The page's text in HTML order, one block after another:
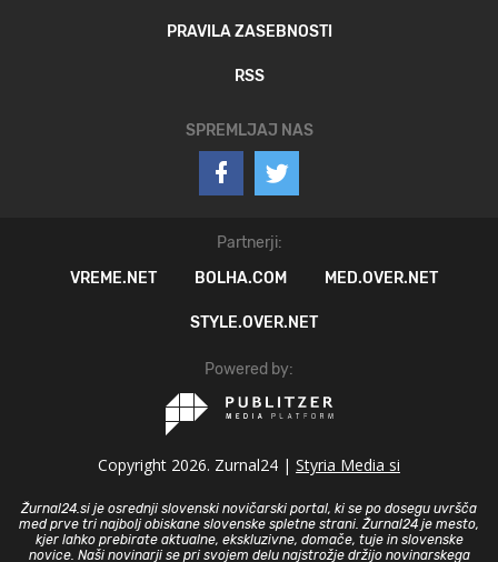
PRAVILA ZASEBNOSTI
RSS
SPREMLJAJ NAS
Partnerji:
VREME.NET
BOLHA.COM MED.OVER.NET
STYLE.OVER.NET
Powered by:
Copyright 2026. Zurnal24 | Styria Media si
Žurnal24.si je osrednji slovenski novičarski portal, ki se po dosegu uvršča
med prve tri najbolj obiskane slovenske spletne strani. Žurnal24 je mesto,
kjer lahko prebirate aktualne, ekskluzivne, domače, tuje in slovenske
novice. Naši novinarji se pri svojem delu najstrožje držijo novinarskega